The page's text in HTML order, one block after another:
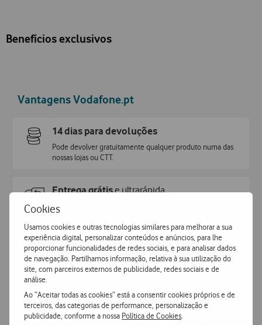
Cookies
Usamos cookies e outras tecnologias similares para melhorar a sua
experiência digital, personalizar conteúdos e anúncios, para lhe
proporcionar funcionalidades de redes sociais, e para analisar dados
de navegação. Partilhamos informação, relativa à sua utilização do
site, com parceiros externos de publicidade, redes sociais e de
análise.
Ao “Aceitar todas as cookies” está a consentir cookies próprios e de
terceiros, das categorias de performance, personalização e
publicidade, conforme a nossa Política de Cookies
Benefícios exclusivos
Vantagens Vodafone.pt
14 dias para devoluções
Pode devolver gratuitamente qualquer produto numa das
nossas lojas ou CTT.
Entrega grátise ultrarápida
Encomende hoje antes das 16h e receba no dia útil
Pagamentosimples e seguro
Pague de forma segura com MBWay ou Cartão de Crédito.